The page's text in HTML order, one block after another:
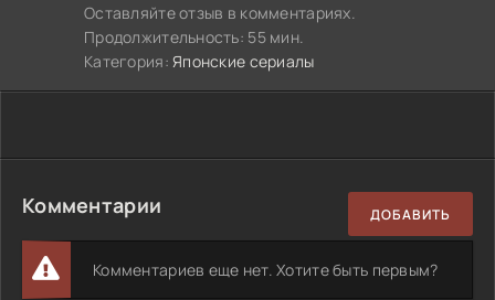
Оставляйте отзыв в комментариях.
Продолжительность: 55 мин.
Категория:Японские сериалы
Комментарии ДОБАВИТЬ
Комментариев еще нет. Хотите быть первым?